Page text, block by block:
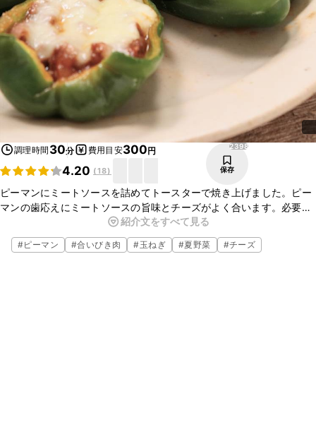
調理時間 30分 費用目安300円
4.20 (18)
2398
保存
ピーマンにミートソースを詰めてトースターで焼き上げました。ピー
マンの歯応えにミートソースの旨味とチーズがよく合います。必要最
低限の調味料で簡単ミートソースを作りましたので、初心者の方にも
おすすめです。是非お試しくださいね。
紹介文をすべて見る
#ピーマン #合いびき肉 #玉ねぎ #夏野菜 #チーズ